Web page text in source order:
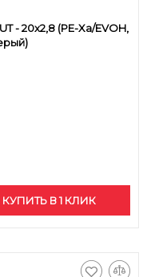
- 20x2,8 (PE-Xa/EVOH,
КУПИТЬ В 1 КЛИК